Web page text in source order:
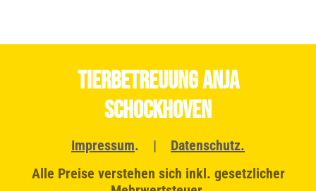
TierBetreuung Anja
Schockhoven
Impressum. | Datenschutz.
Alle Preise verstehen sich inkl. gesetzlicher